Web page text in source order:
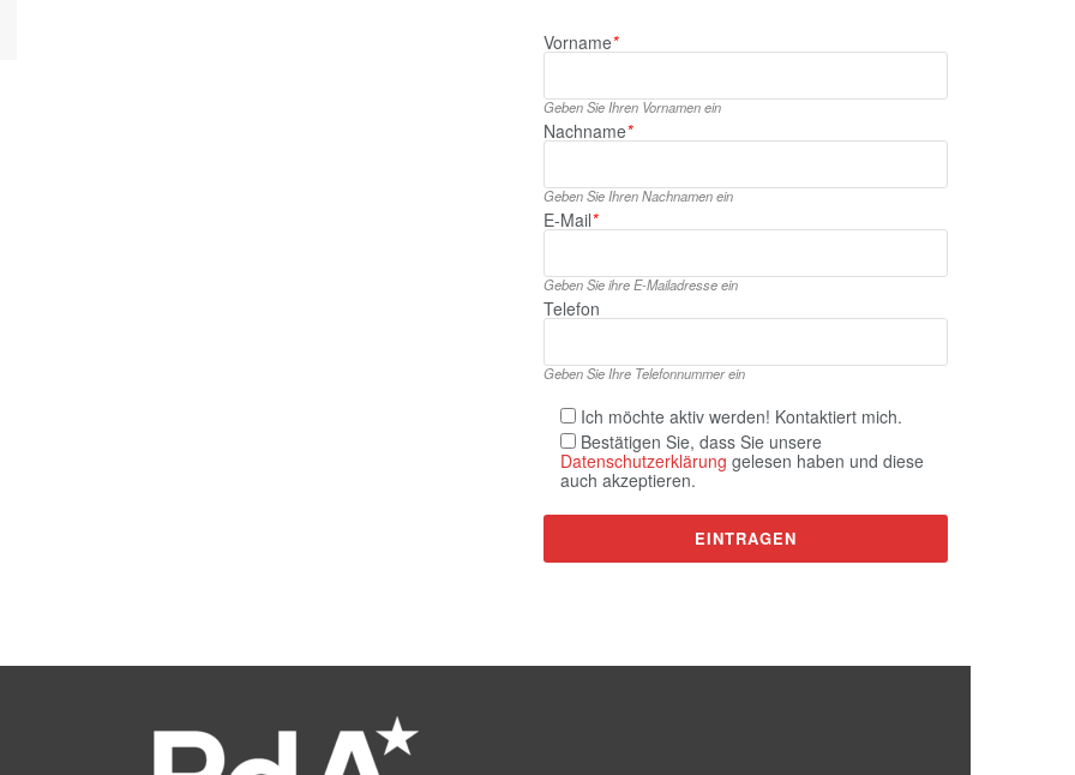
Vorname*
Geben Sie Ihren Vornamen ein
Nachname*
Geben Sie Ihren Nachnamen ein
E‑Mail*
Geben Sie ihre E‑Mailadresse ein
Telefon
Geben Sie Ihre Telefonnummer ein
Ich möchte aktiv werden! Kontaktiert mich.
Bestätigen Sie, dass Sie unsere
Datenschutzerklärung gelesen haben und diese
auch akzeptieren.